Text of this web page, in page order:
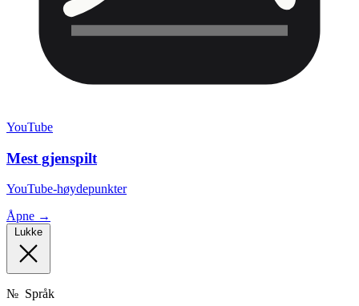
YouTube
Mest gjenspilt
YouTube-høydepunkter
Åpne →
Lukke
№ Språk